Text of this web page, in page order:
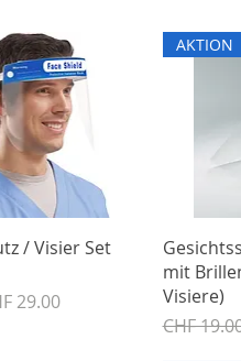
/ Visier Set
Preis
29.00
AKTION
mit
Visiere)
CHF